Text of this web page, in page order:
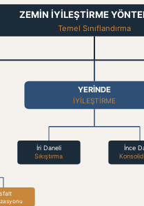
ZEMİN İYİLEŞTİRME
Temel Sınıflandırma
YERİNDE
İYİLEŞTİRME
İri Daneli
Sıkıştırma
İnce